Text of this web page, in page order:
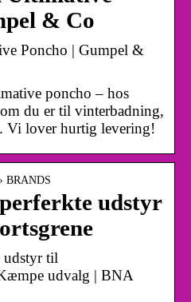
& Co
Poncho | Gumpel &
poncho – hos
du er til vinterbadning,
Vi lover hurtig levering!
BRANDS
udstyr
udstyr til
udvalg | BNA